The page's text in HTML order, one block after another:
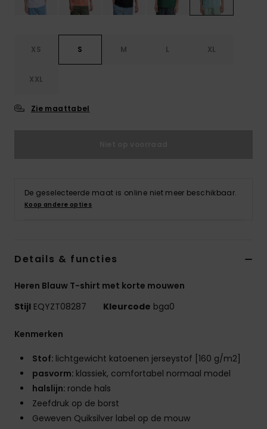
XS S M L XL
XXL
Zie maattabel
De geselecteerde maat is online niet meer beschikbaar.
Koop andere opties
Details & functies
Heren Blauw T-shirt met korte mouwen
Stijl EQYZT08287 Kleurcode bga0
Kenmerken
Stof: lichtgewicht katoenen jerseystof [160 g/m2]
pasvorm: klassiek, comfortabel normaal model
halslijn: ronde hals
Zeefdruk op de borst
Geweven Quiksilver label op de mouw